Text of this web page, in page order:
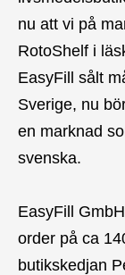
nu att vi på
RotoShelf i
EasyFill sålt
Sverige, nu
en marknad
svenska.
EasyFill
order på ca
butikskedjan